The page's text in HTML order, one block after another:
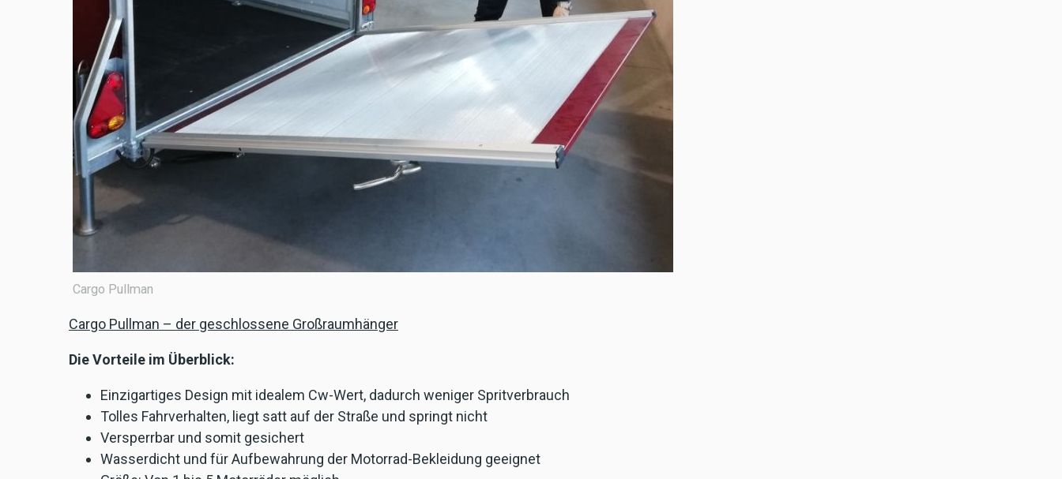
Cargo Pullman
Cargo Pullman – der geschlossene Großraumhänger
Die Vorteile im Überblick:
Einzigartiges Design mit idealem Cw-Wert, dadurch weniger Spritverbrauch
Tolles Fahrverhalten, liegt satt auf der Straße und springt nicht
Versperrbar und somit gesichert
Wasserdicht und für Aufbewahrung der Motorrad-Bekleidung geeignet